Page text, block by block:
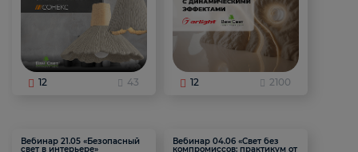
12 43 12 2100
Вебинар 21.05 «Безопасный
свет в интерьере»
Вебинар 04.06 «Свет без
компромиссов: практикум от